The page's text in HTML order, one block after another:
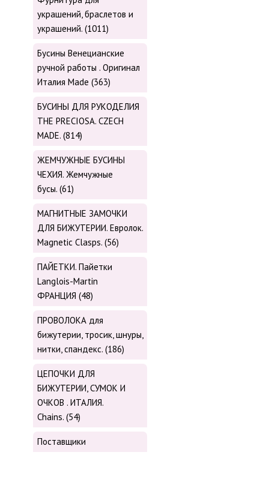
украшений, браслетов и
украшений. (1011)
Бусины Венецианские
ручной работы . Оригинал
Италия Made (363)
БУСИНЫ ДЛЯ РУКОДЕЛИЯ
THE PRECIOSA. CZECH
MADE. (814)
ЖЕМЧУЖНЫЕ БУСИНЫ
ЧЕХИЯ. Жемчужные
бусы. (61)
МАГНИТНЫЕ ЗАМОЧКИ
ДЛЯ БИЖУТЕРИИ. Евролок.
Magnetic Сlasps. (56)
ПАЙЕТКИ. Пайетки
Langlois-Martin
ФРАНЦИЯ (48)
ПРОВОЛОКА для
бижутерии, тросик, шнуры,
нитки, cпандекс. (186)
ЦЕПОЧКИ ДЛЯ
БИЖУТЕРИИ, СУМОК И
ОЧКОВ . ИТАЛИЯ.
Chains. (54)
Поставщики